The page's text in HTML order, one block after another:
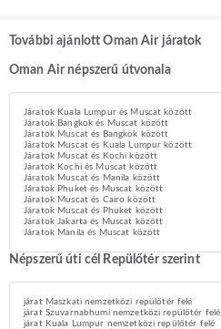
További ajánlott Oman Air járatok
Oman Air népszerű útvonala
Járatok Kuala Lumpur és Muscat között
Járatok Bangkok és Muscat között
Járatok Muscat és Bangkok között
Járatok Muscat és Kuala Lumpur között
Járatok Muscat és Kochi között
Járatok Kochi és Muscat között
Járatok Muscat és Manila között
Járatok Phuket és Muscat között
Járatok Muscat és Cairo között
Járatok Muscat és Phuket között
Járatok Jakarta és Muscat között
Járatok Manila és Muscat között
Népszerű úti cél Repülőtér szerint
járat Maszkati nemzetközi repülőtér felé
járat Szuvarnabhumi nemzetközi repülőtér felé
járat Kuala Lumpur nemzetközi repülőtér felé